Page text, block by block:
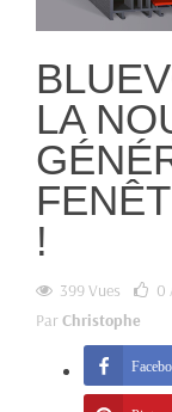
LA
!
399 Vues 0
ParChristophe